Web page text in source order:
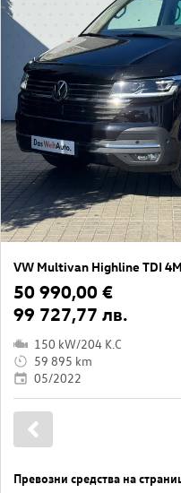
VW Multivan Highline TDI
50 990,00 €
99 727,77 лв.
150 kW/204 K.C
59 895 km
05/2022
Превозни средства на